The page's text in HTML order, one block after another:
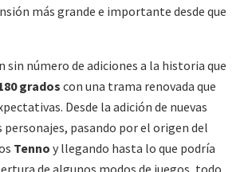
más grande e importante desde que
sin número de adiciones a la historia que
grados con una trama renovada que
Desde la adición de nuevas
personajes, pasando por el origen del
Tenno y llegando hasta lo que podría